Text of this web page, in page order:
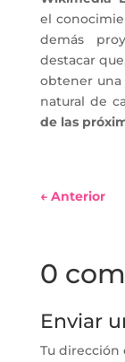
el
demás
destacar
obtener
natural de
de las
← Anterior
0
Enviar
Tu dirección